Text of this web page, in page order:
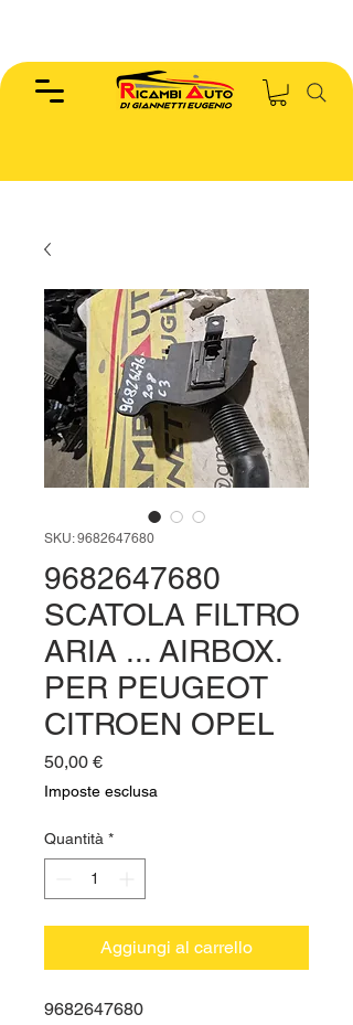
SKU: 9682647680
9682647680
SCATOLA FILTRO
ARIA ... AIRBOX.
PER PEUGEOT
CITROEN OPEL
50,00 €Prezzo
Imposte esclusa
Quantità *
Aggiungi al carrello
9682647680